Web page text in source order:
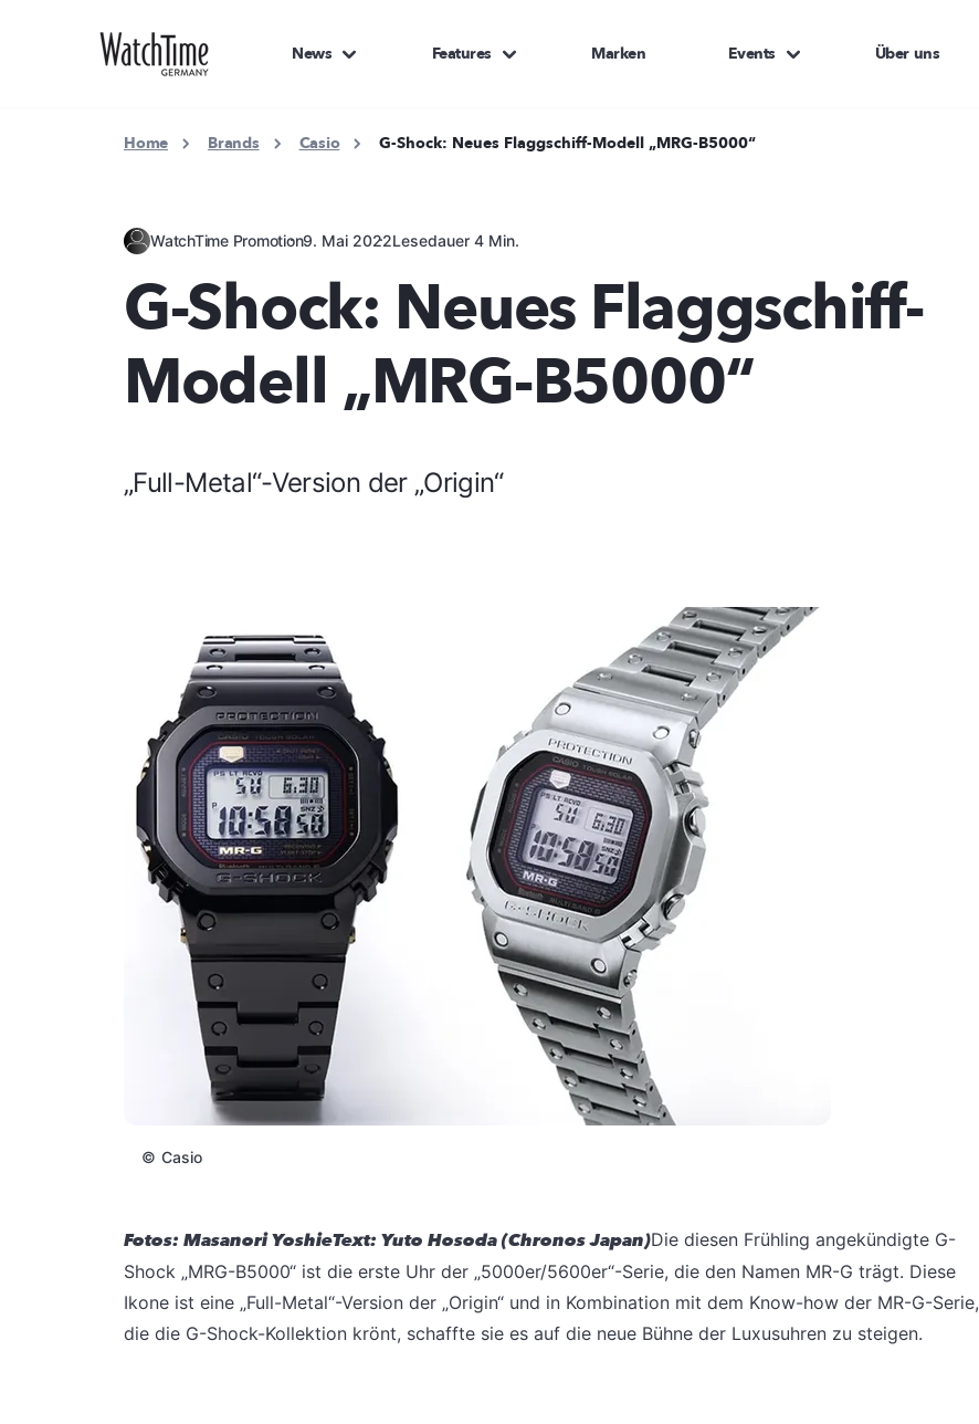
News Features Marken Events Über uns
Home Brands Casio G-Shock: Neues Flaggschiff-Modell „MRG-B5000“
WatchTime Promotion9. Mai 2022Lesedauer 4 Min.
G-Shock: Neues Flaggschiff-
Modell „MRG-B5000“
„Full-Metal“-Version der „Origin“
© Casio
Fotos: Masanori YoshieText: Yuto Hosoda (Chronos Japan)Die diesen Frühling angekündigte G-
Shock „MRG-B5000“ ist die erste Uhr der „5000er/5600er“-Serie, die den Namen MR-G trägt. Diese
Ikone ist eine „Full-Metal“-Version der „Origin“ und in Kombination mit dem Know-how der MR-G-Serie,
die die G-Shock-Kollektion krönt, schaffte sie es auf die neue Bühne der Luxusuhren zu steigen.